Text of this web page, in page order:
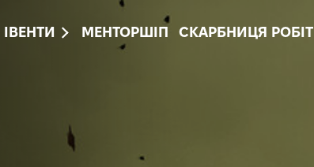
ІВЕНТИ МЕНТОРШІП СКАРБНИЦЯ РОБІТ